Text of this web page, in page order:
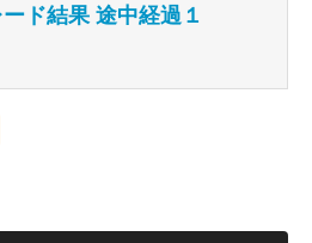
ド結果 途中経過１